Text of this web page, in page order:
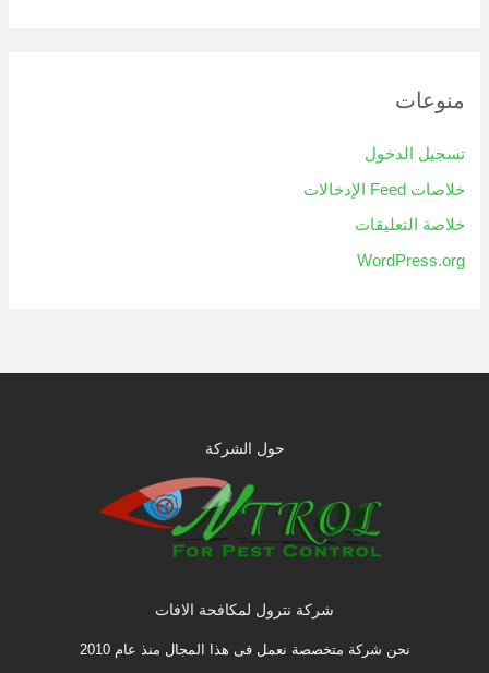
منوعات
تسجيل الدخول
خلاصات Feed الإدخالات
خلاصة التعليقات
WordPress.org
حول الشركة
شركة نترول لمكافحة الافات
نحن شركة متخصصة نعمل فى هذا المجال منذ عام 2010